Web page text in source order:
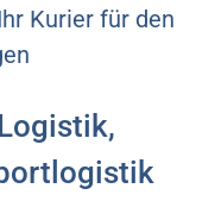
Kurier für den